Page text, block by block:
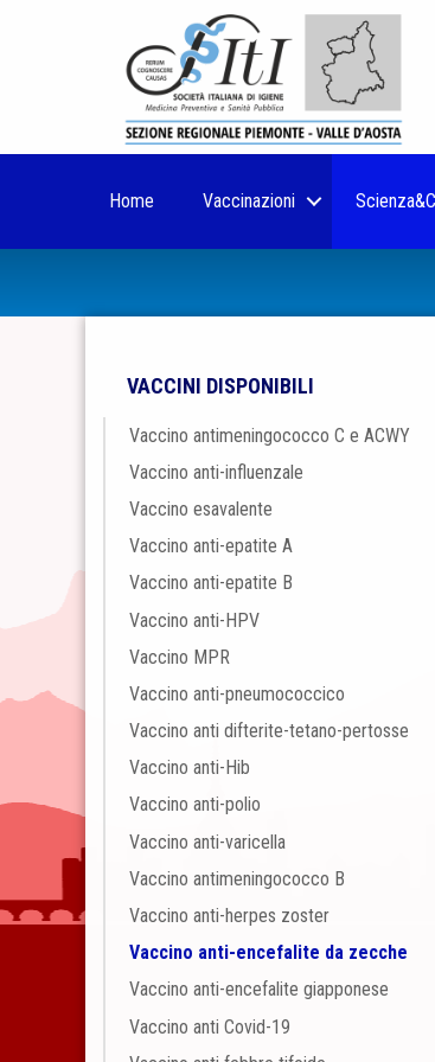
Home Vaccinazioni
VACCINI DISPONIBILI
Vaccino antimeningococco C e ACWY
Vaccino anti-influenzale
Vaccino esavalente
Vaccino anti-epatite A
Vaccino anti-epatite B
Vaccino anti-HPV
Vaccino MPR
Vaccino anti-pneumococcico
Vaccino anti difterite-tetano-pertosse
Vaccino anti-Hib
Vaccino anti-polio
Vaccino anti-varicella
Vaccino antimeningococco B
Vaccino anti-herpes zoster
Vaccino anti-encefalite da zecche
Vaccino anti-encefalite giapponese
Vaccino anti Covid-19